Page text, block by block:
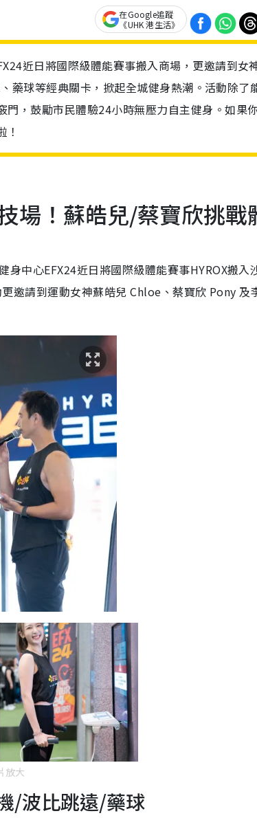
在Google追蹤
《UHK 港生活》
近日將國際級體能賽事搬入商場，更邀請到女
藥球等經典關卡，掀起全城健身熱潮。活動除了
門，鼓勵市民體驗24小時無壓力自主健身。如果
場！蘇皓兒/蔡寶欣挑戰
中心EFX24近日將國際級體能賽事HYROX搬入
邀請到運動女神蘇皓兒 Chloe、蔡寶欣 Pony 及
放大
/波比跳遠/藥球